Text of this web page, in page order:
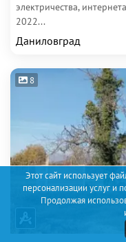
Этот сайт использует
персонализации услуг и
Продолжая
электричества,
2022...
Даниловград
8